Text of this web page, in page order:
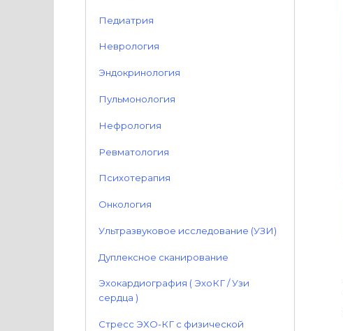
Педиатрия
Неврология
Эндокринология
Пульмонология
Нефрология
Ревматология
Психотерапия
Онкология
Ультразвуковое исследование (УЗИ)
Дуплексное сканирование
Эхокардиография ( ЭхоКГ / Узи
сердца )
Стресс ЭХО-КГ с физической